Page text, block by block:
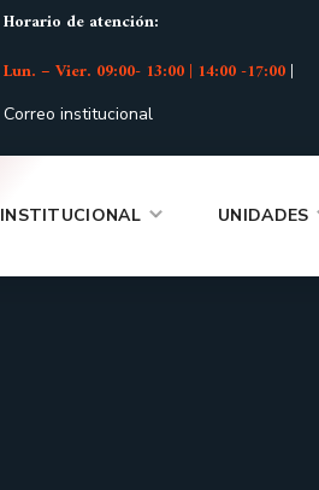
Horario de atención:
Lun. – Vier. 09:00- 13:00 | 14:00 -17:00|
Correo institucional
INSTITUCIONAL UNIDADES